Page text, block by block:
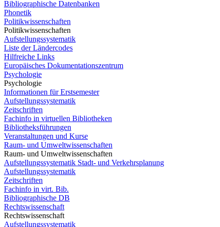
Bibliographische Datenbanken
Phonetik
Politikwissenschaften
Politikwissenschaften
Aufstellungssystematik
Liste der Ländercodes
Hilfreiche Links
Europäisches Dokumentationszentrum
Psychologie
Psychologie
Informationen für Erstsemester
Aufstellungssystematik
Zeitschriften
Fachinfo in virtuellen Bibliotheken
Bibliotheksführungen
Veranstaltungen und Kurse
Raum- und Umweltwissenschaften
Raum- und Umweltwissenschaften
Aufstellungssystematik Stadt- und Verkehrsplanung
Aufstellungssystematik
Zeitschriften
Fachinfo in virt. Bib.
Bibliographische DB
Rechtswissenschaft
Rechtswissenschaft
Aufstellungssystematik